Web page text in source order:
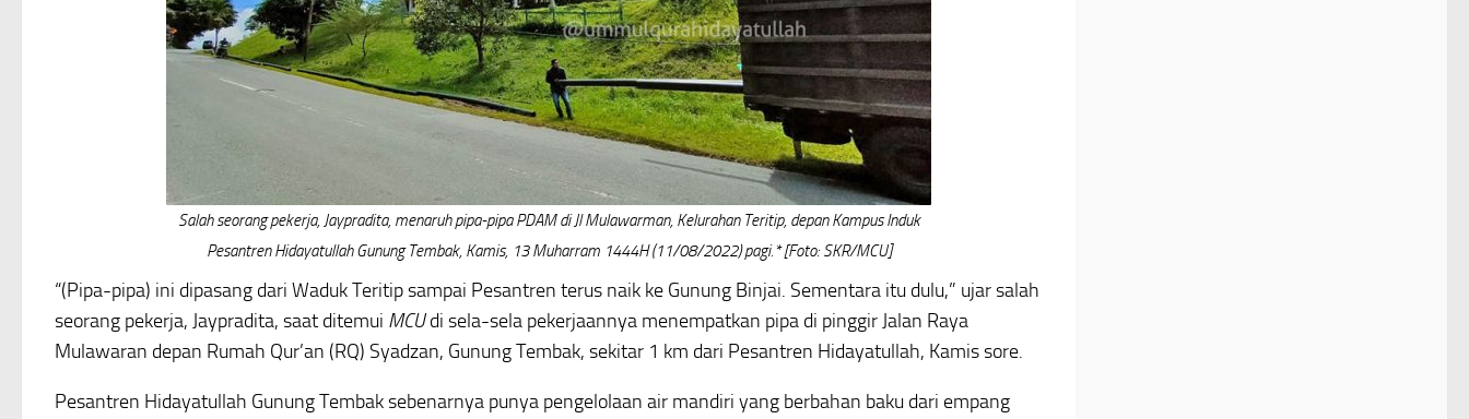
Salah seorang pekerja, Jaypradita, menaruh pipa-pipa PDAM di Jl Mulawarman, Kelurahan Teritip, depan Kampus Induk
Pesantren Hidayatullah Gunung Tembak, Kamis, 13 Muharram 1444H (11/08/2022) pagi.* [Foto: SKR/MCU]
“(Pipa-pipa) ini dipasang dari Waduk Teritip sampai Pesantren terus naik ke Gunung Binjai. Sementara itu dulu,” ujar salah
seorang pekerja, Jaypradita, saat ditemui MCUdi sela-sela pekerjaannya menempatkan pipa di pinggir Jalan Raya
Mulawaran depan Rumah Qur’an (RQ) Syadzan, Gunung Tembak, sekitar 1 km dari Pesantren Hidayatullah, Kamis sore.
Pesantren Hidayatullah Gunung Tembak sebenarnya punya pengelolaan air mandiri yang berbahan baku dari empang